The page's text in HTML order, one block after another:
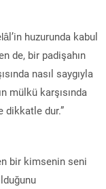
huzurunda kabul
de, bir padişahın
nasıl saygıyla
mülkü karşısında
dikkatle dur.”
bir kimsenin seni